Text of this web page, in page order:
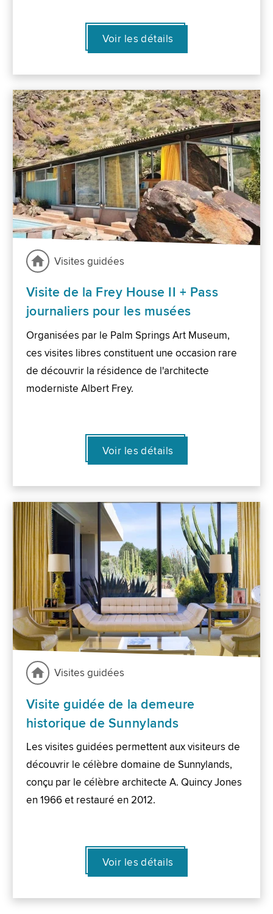
Voir les détails
Visites guidées
Visite de la Frey House II + Pass
journaliers pour les musées
Organisées par le Palm Springs Art Museum,
ces visites libres constituent une occasion rare
de découvrir la résidence de l'architecte
moderniste Albert Frey.
Voir les détails
Visites guidées
Visite guidée de la demeure
historique de Sunnylands
Les visites guidées permettent aux visiteurs de
découvrir le célèbre domaine de Sunnylands,
conçu par le célèbre architecte A. Quincy Jones
en 1966 et restauré en 2012.
Voir les détails